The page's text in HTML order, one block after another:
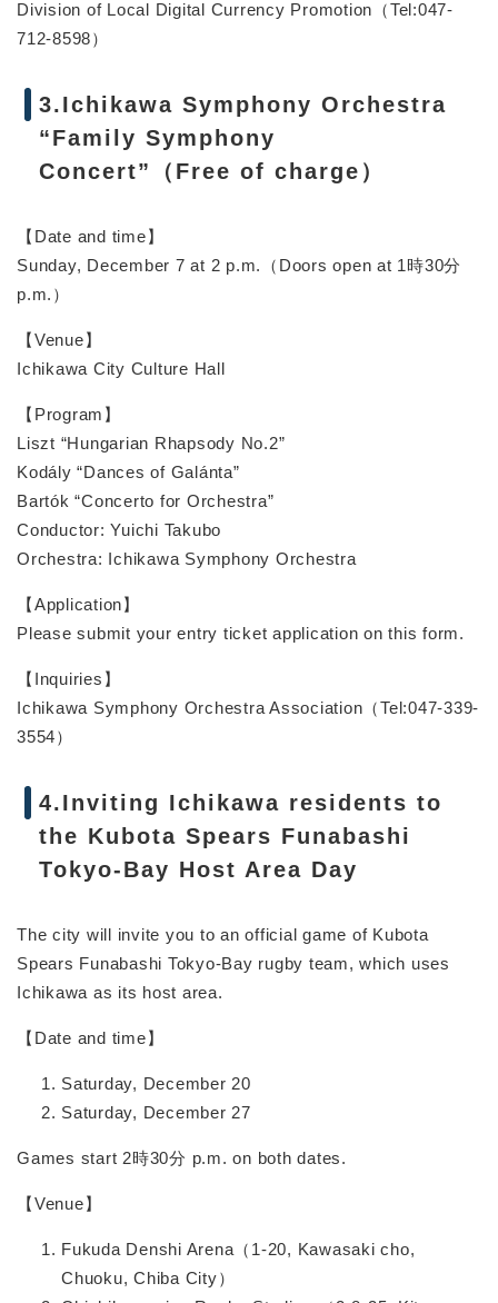
Division of Local Digital Currency Promotion（Tel:047-
712-8598）
3.Ichikawa Symphony Orchestra
“Family Symphony
Concert”（Free of charge）
【Date and time】
Sunday, December 7 at 2 p.m.（Doors open at 1時30分
p.m.）
【Venue】
Ichikawa City Culture Hall
【Program】
Liszt “Hungarian Rhapsody No.2”
Kodály “Dances of Galánta”
Bartók “Concerto for Orchestra”
Conductor: Yuichi Takubo
Orchestra: Ichikawa Symphony Orchestra
【Application】
Please submit your entry ticket application on this form.
【Inquiries】
Ichikawa Symphony Orchestra Association（Tel:047-339-
3554）
4.Inviting Ichikawa residents to
the Kubota Spears Funabashi
Tokyo-Bay Host Area Day
The city will invite you to an official game of Kubota
Spears Funabashi Tokyo-Bay rugby team, which uses
Ichikawa as its host area.
【Date and time】
Saturday, December 20
Saturday, December 27
Games start 2時30分 p.m. on both dates.
【Venue】
Fukuda Denshi Arena（1-20, Kawasaki cho,
Chuoku, Chiba City）